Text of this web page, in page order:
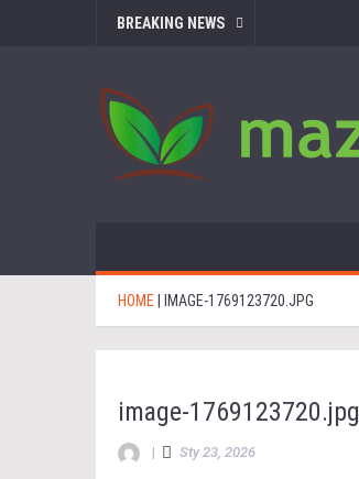
BREAKING NEWS
HOME IMAGE-1769123720.JPG
image-1769123720.jpg
| Sty 23, 2026